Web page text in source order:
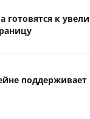
готовятся к
поддерживает